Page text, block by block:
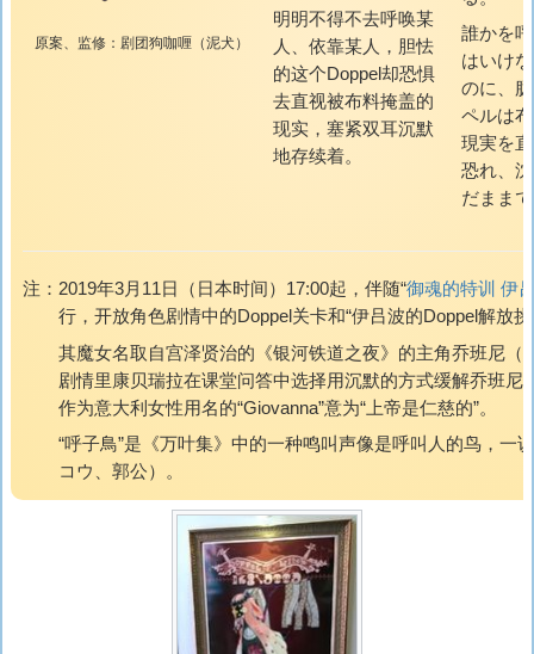
原案、监修：剧团狗咖喱（泥犬）
明明不得不去呼唤某
人、依靠某人，胆怯
的这个Doppel却恐惧
去直视被布料掩盖的
现实，塞紧双耳沉默
地存续着。
誰かを
はいけ
のに、
ペルは
現実を
恐れ、
だまま
注： 2019年3月11日（日本时间）17:00起，伴随“御魂的特训 伊
行，开放角色剧情中的Doppel关卡和“伊吕波的Doppel解放挑
其魔女名取自宫泽贤治的《银河铁道之夜》的主角乔班尼（
剧情里康贝瑞拉在课堂问答中选择用沉默的方式缓解乔班尼
作为意大利女性用名的“Giovanna”意为“上帝是仁慈的”。
“呼子鳥”是《万叶集》中的一种鸣叫声像是呼叫人的鸟，一
コウ、郭公）。